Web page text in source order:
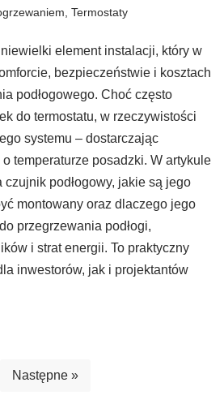
Termostaty
element instalacji, który w
bezpieczeństwie i kosztach
podłogowego. Choć często
do termostatu, w rzeczywistości
systemu – dostarczając
temperaturze posadzki. W artykule
czujnik podłogowy, jakie są jego
montowany oraz dlaczego jego
przegrzewania podłogi,
i strat energii. To praktyczny
inwestorów, jak i projektantów
Następne »